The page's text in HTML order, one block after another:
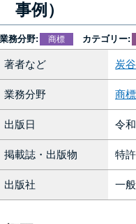
事例）
業務分野: 商標 カテゴリー:
著者など 炭
業務分野 商標
出版日 令
掲載誌・出版物 特
出版社 一